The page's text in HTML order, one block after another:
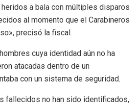
a bala con múltiples disparos
al momento que el Carabineros
precisó la fiscal.
cuya identidad aún no ha
atacadas dentro de un
con un sistema de seguridad.
fallecidos no han sido identificados,